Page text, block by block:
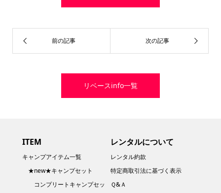
リベースinfo一覧
ITEM
キャンプアイテム一覧
★new★キャンプセット
コンプリートキャンプセッ
レンタルについて
レンタル約款
特定商取引法に基づく表示
Ｑ&Ａ